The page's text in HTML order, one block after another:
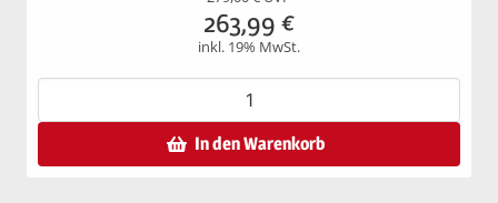
263,99 €
inkl. 19% MwSt.
In den Warenkorb